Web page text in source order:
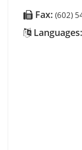
Fax: (602)
Languages: